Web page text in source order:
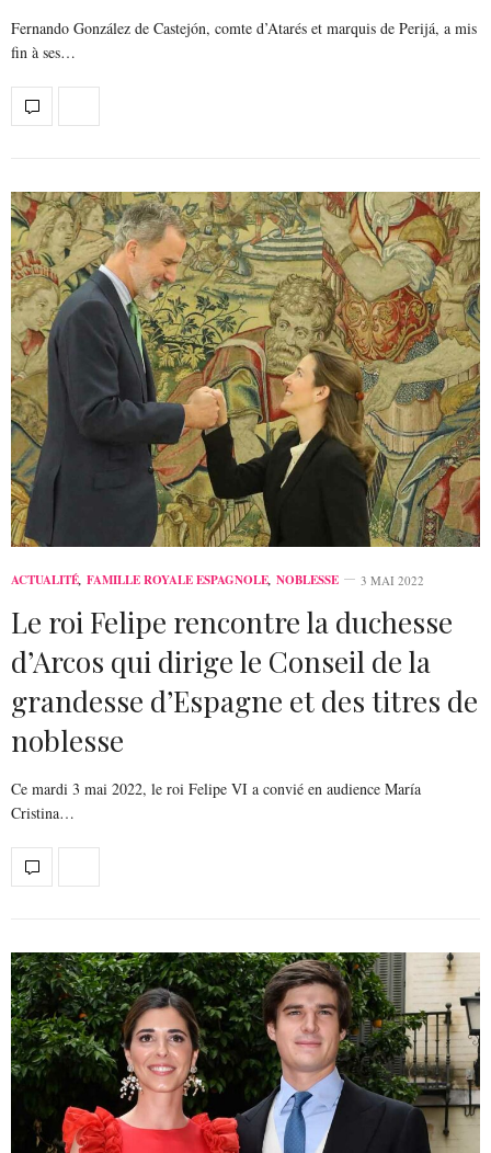
Fernando González de Castejón, comte d’Atarés et marquis de Perijá, a mis
fin à ses…
ACTUALITÉ, FAMILLE ROYALE ESPAGNOLE, NOBLESSE 3 MAI 2022
Le roi Felipe rencontre la duchesse
d’Arcos qui dirige le Conseil de la
grandesse d’Espagne et des titres de
noblesse
Ce mardi 3 mai 2022, le roi Felipe VI a convié en audience María
Cristina…